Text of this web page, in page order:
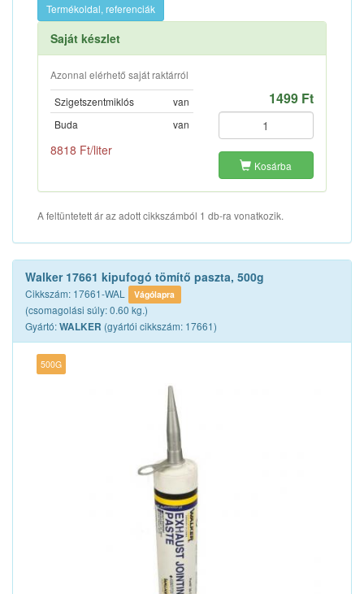
Termékoldal, referenciák
Saját készlet
Azonnal elérhető saját raktárról
Szigetszentmiklós
van
Buda
van
8818 Ft/liter
1499 Ft
Kosárba
A feltüntetett ár az adott cikkszámból 1 db-ra vonatkozik.
Walker 17661 kipufogó tömítő paszta, 500g
Cikkszám: 17661-WAL Vágólapra
(csomagolási súly: 0.60 kg.)
Gyártó:WALKER (gyártói cikkszám: 17661)
500G